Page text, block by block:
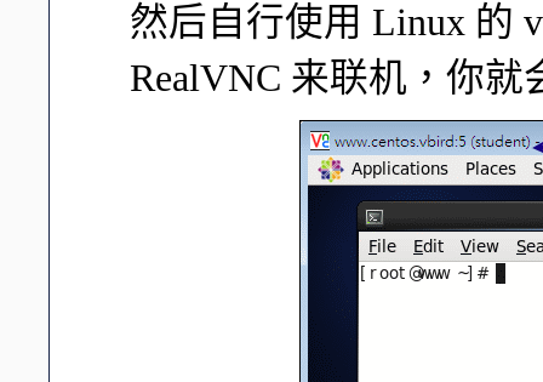
然后自行使用 Linux 的
RealVNC 来联机，你